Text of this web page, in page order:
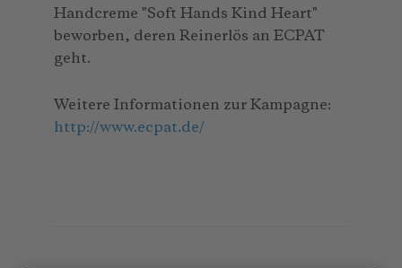
Handcreme "Soft Hands Kind Heart"
beworben, deren Reinerlös an ECPAT
geht.
Weitere Informationen zur Kampagne:
http://www.ecpat.de/